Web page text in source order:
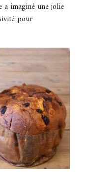
a imaginé une jolie
pour